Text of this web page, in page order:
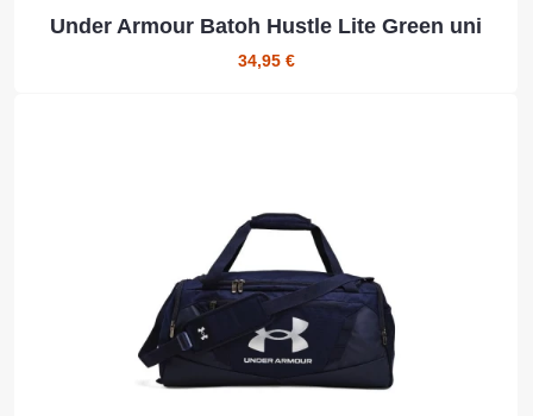
Under Armour Batoh Hustle Lite Green uni
34,95 €